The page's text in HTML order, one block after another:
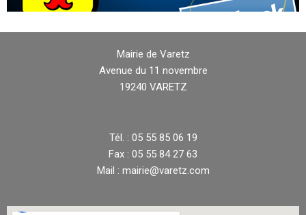
Mairie de Varetz
Avenue du 11 novembre
19240 VARETZ
Tél. : 05 55 85 06 19
Fax : 05 55 84 27 63
Mail : mairie@varetz.com